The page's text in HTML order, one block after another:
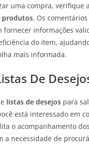
uma compra, verifique
produtos. Os
fornecer informações
do item,
mais informada.
De
listas de desejospara
está interessado em
o acompanhamento
a necessidade de